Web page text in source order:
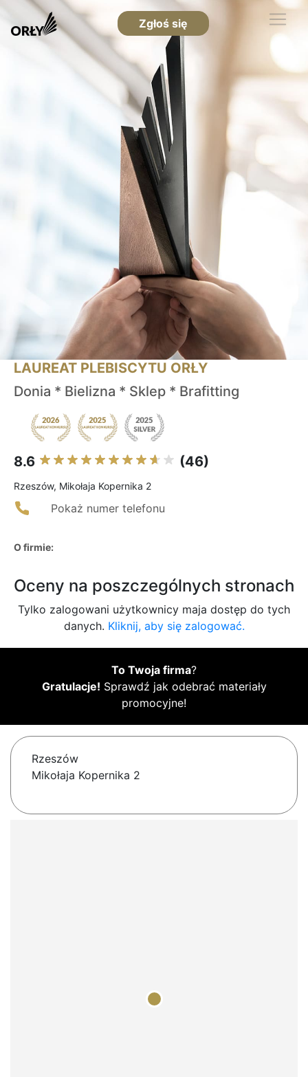
Zgłoś się
LAUREAT PLEBISCYTU ORŁY
Donia * Bielizna * Sklep * Brafitting
8.6 (46)
Rzeszów, Mikołaja Kopernika 2
Pokaż numer telefonu
O firmie:
Oceny na poszczególnych stronach
Tylko zalogowani użytkownicy maja dostęp do tych
danych. Kliknij, aby się zalogować.
To Twoja firma?
Gratulacje! Sprawdź jak odebrać materiały
promocyjne!
Rzeszów
Mikołaja Kopernika 2